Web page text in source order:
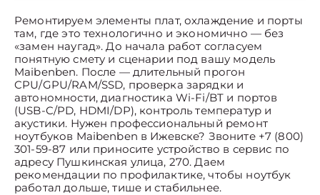
Ремонтируем элементы плат, охлаждение и порты
там, где это технологично и экономично — без
«замен наугад». До начала работ согласуем
понятную смету и сценарии под вашу модель
Maibenben. После — длительный прогон
CPU/GPU/RAM/SSD, проверка зарядки и
автономности, диагностика Wi-Fi/BT и портов
(USB-C/PD, HDMI/DP), контроль температур и
акустики. Нужен профессиональный ремонт
ноутбуков Maibenben в Ижевске? Звоните +7 (800)
301-59-87 или приносите устройство в сервис по
адресу Пушкинская улица, 270. Даем
рекомендации по профилактике, чтобы ноутбук
работал дольше, тише и стабильнее.